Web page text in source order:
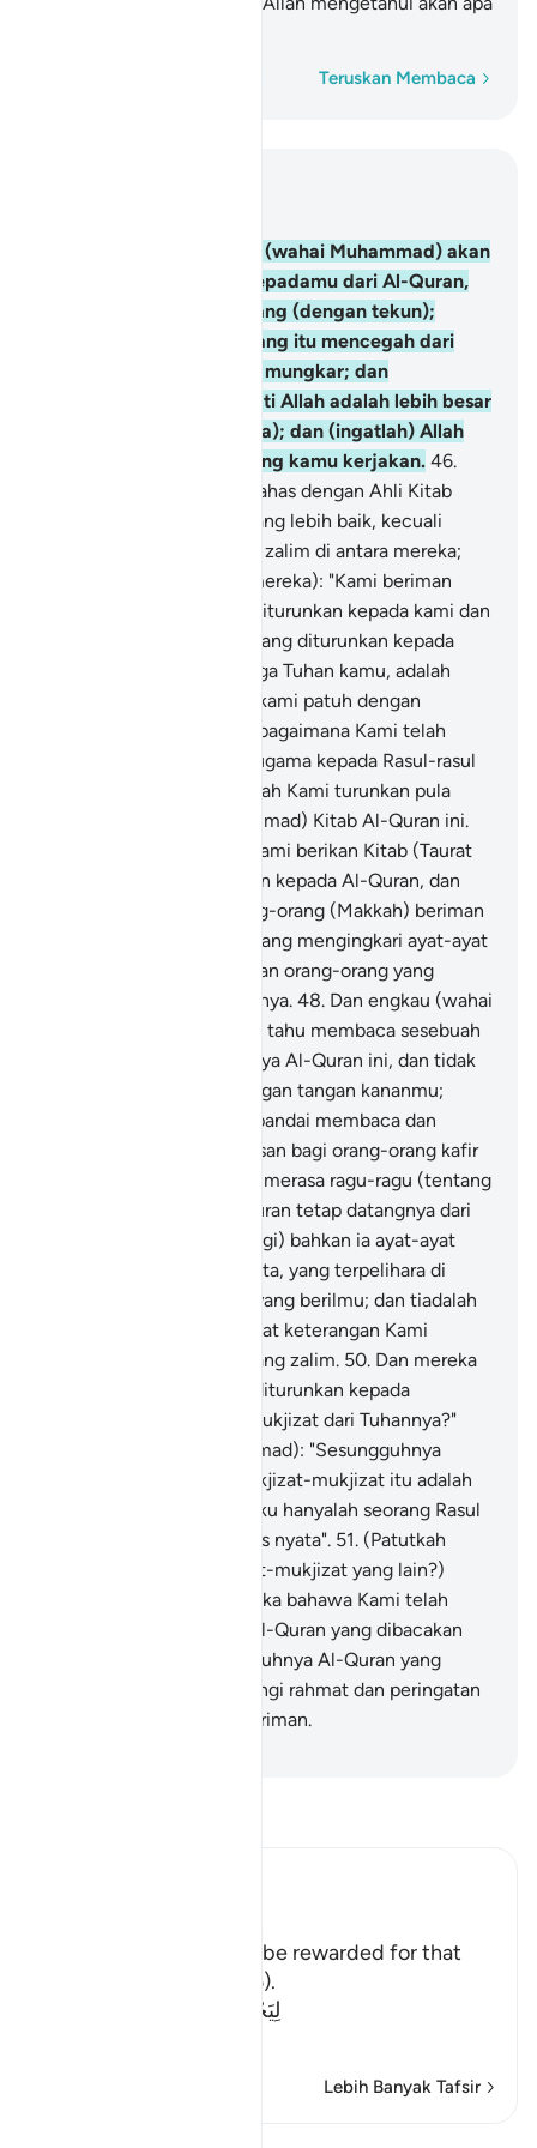
Teruskan Membaca
(that every person may be rewarded for that
which he strives) (20:15).
لِيَجْزِىَ الَّذِينَ أَسَاءُواْ بِمَا عَمِلُ
Lebih Banyak Tafsir
Bacalah serta ikutlah (wahai Muhammad) akan
apa yang diwahyukan kepadamu dari Al-Quran,
dan dirikanlah sembahyang (dengan tekun);
sesungguhnya sembahyang itu mencegah dari
perbuatan yang keji dan mungkar; dan
sesungguhnya mengingati Allah adalah lebih besar
(faedahnya dan kesannya); dan (ingatlah) Allah
mengetahui akan apa yang kamu kerjakan. 46.
Dan janganlah kamu berbahas dengan Ahli Kitab
melainkan dengan cara yang lebih baik, kecuali
orang-orang yang berlaku zalim di antara mereka;
dan katakanlah (kepada mereka): "Kami beriman
kepada (Al-Quran) yang diturunkan kepada kami dan
kepada (Taurat dan Injil) yang diturunkan kepada
kamu; dan Tuhan kami, juga Tuhan kamu, adalah
Satu; dan kepadaNyalah, kami patuh dengan
Dan (sebagaimana Kami telah
menurunkan Kitab-kitab ugama kepada Rasul-rasul
yang telah lalu) demikianlah Kami turunkan pula
kepadamu (wahai Muhammad) Kitab Al-Quran ini.
Maka orang-orang yang Kami berikan Kitab (Taurat
dan Injil) ada yang beriman kepada Al-Quran, dan
juga sebahagian dari orang-orang (Makkah) beriman
kepadanya; dan tiadalah yang mengingkari ayat-ayat
keterangan Kami melainkan orang-orang yang
berdegil dalam kekufurannya. 48. Dan engkau (wahai
Muhammad) tidak pernah tahu membaca sesebuah
kitab pun sebelum turunnya Al-Quran ini, dan tidak
pula tahu menulisnya dengan tangan kananmu;
(kalaulah engkau dahulu pandai membaca dan
menulis) tentulah ada alasan bagi orang-orang kafir
yang menentangmu akan merasa ragu-ragu (tentang
(Al-Quran tetap datangnya dari
Allah dengan tidak syak lagi) bahkan ia ayat-ayat
keterangan yang jelas nyata, yang terpelihara di
dalam dada orang-orang yang berilmu; dan tiadalah
yang mengingkari ayat-ayat keterangan Kami
melainkan orang-orang yang zalim. 50. Dan mereka
berkata: "Mengapa tidak diturunkan kepada
(Muhammad) mukjizat-mukjizat dari Tuhannya?"
Jawablah (wahai Muhammad): "Sesungguhnya
(urusan menurunkan) mukjizat-mukjizat itu adalah
tertentu bagi Allah, dan aku hanyalah seorang Rasul
pemberi amaran yang jelas nyata". 51. (Patutkah
mereka meminta mukjizat-mukjizat yang lain?)
tidakkah cukup bagi mereka bahawa Kami telah
menurunkan kepadamu Al-Quran yang dibacakan
kepada mereka? Sesungguhnya Al-Quran yang
diturunkan itu mengandungi rahmat dan peringatan
bagi orang-orang yang beriman.